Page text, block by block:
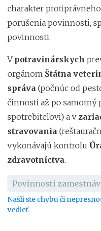
charakter
porušenia povinnosti,
povinnosti.
V potravinárskych
orgánom Štátna
správa (počnúc od
činnosti až po samotný
spotrebiteľovi) a v
stravovania
vykonávajú kontrolu
zdravotníctva.
Povinnosti
Našli ste chybu či
vedieť.